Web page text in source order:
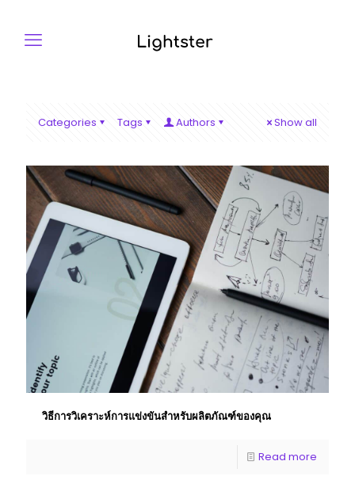
Categories Tags Authors Show all
วิธีการวิเคราะห์การแข่งขันสําหรับผลิตภัณฑ์ของคุณ
Read more